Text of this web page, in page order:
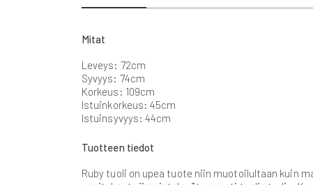
beginning
images
Mitat
Leveys: 72cm
Syvyys: 74cm
Korkeus: 109cm
Istuinkorkeus: 45cm
Istuinsyvyys: 44cm
Tuotteen tiedot
Ruby tuoli on upea tuote niin muotoilultaan kuin